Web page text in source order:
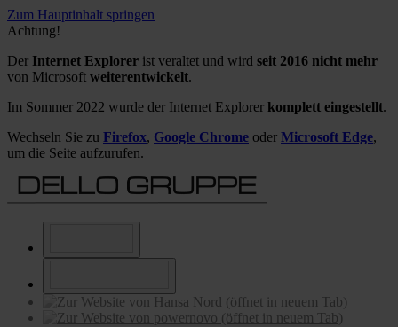
Zum Hauptinhalt springen
Achtung!
Der Internet Explorer ist veraltet und wird seit 2016 nicht mehr
von Microsoft weiterentwickelt.
Im Sommer 2022 wurde der Internet Explorer komplett eingestellt.
Wechseln Sie zu Firefox, Google Chrome oder Microsoft Edge,
um die Seite aufzurufen.